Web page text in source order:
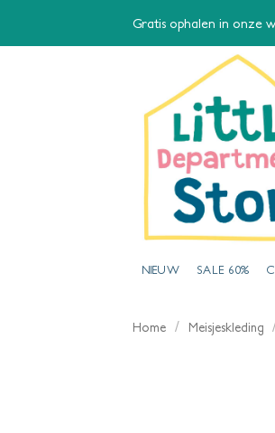
Gratis ophalen in onze
NIEUW SALE 60%
Home / Meisjeskleding